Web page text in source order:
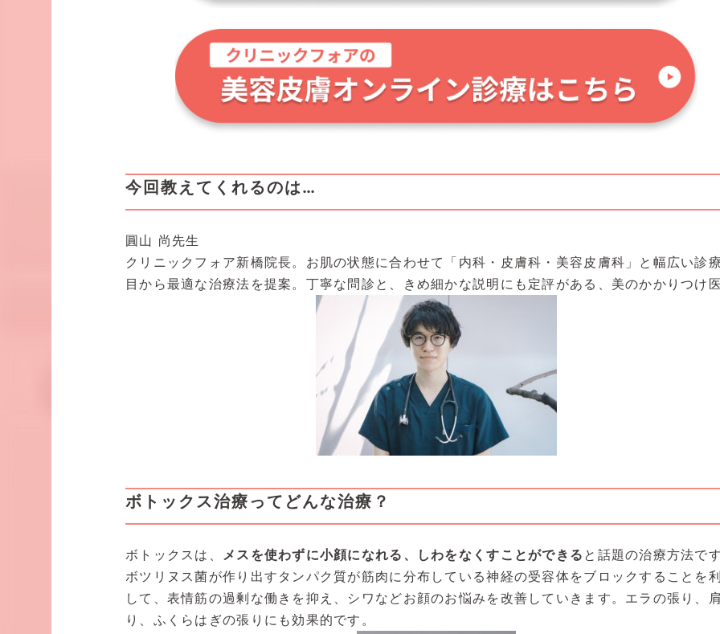
今回教えてくれるのは…
圓山 尚先生
クリニックフォア新橋院長。お肌の状態に合わせて「内科・皮膚科・美容皮膚科」と幅広い診
目から最適な治療法を提案。丁寧な問診と、きめ細かな説明にも定評がある、美のかかりつけ医
ボトックス治療ってどんな治療？
ボトックスは、 メスを使わずに小顔になれる、しわをなくすことができる と話題の治療方法です
ボツリヌス菌が作り出すタンパク質が筋肉に分布している神経の受容体をブロックすることを
して、表情筋の過剰な働きを抑え、シワなどお顔のお悩みを改善していきます。エラの張り、
り、ふくらはぎの張りにも効果的です。